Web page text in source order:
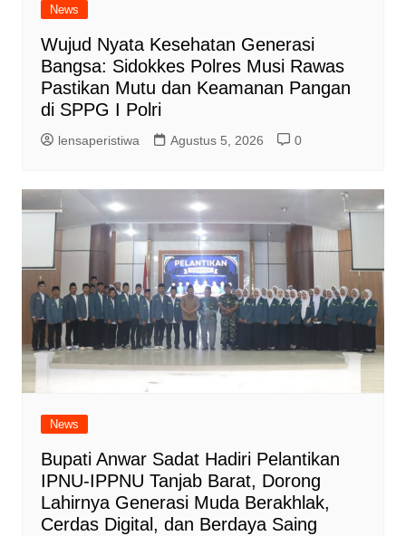
News
Wujud Nyata Kesehatan Generasi
Bangsa: Sidokkes Polres Musi Rawas
Pastikan Mutu dan Keamanan Pangan
di SPPG I Polri
lensaperistiwa Agustus 5, 2026 0
News
Bupati Anwar Sadat Hadiri Pelantikan
IPNU-IPPNU Tanjab Barat, Dorong
Lahirnya Generasi Muda Berakhlak,
Cerdas Digital, dan Berdaya Saing